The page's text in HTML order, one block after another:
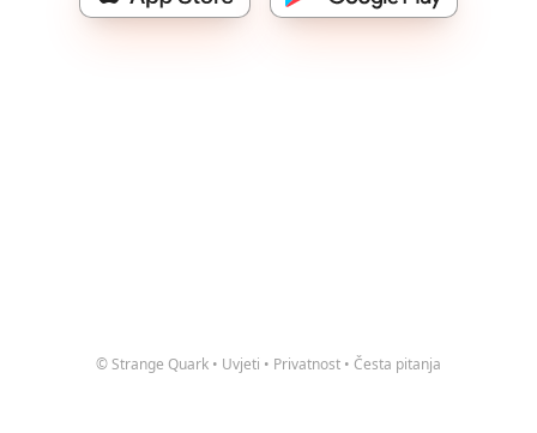
© Strange Quark • Uvjeti • Privatnost • Česta pitanja